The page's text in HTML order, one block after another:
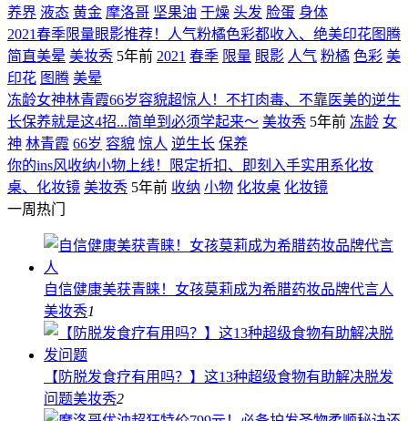
养界 液态 黄金 摩洛哥 坚果油 干燥 头发 脸蛋 身体
2021春季限量眼影推荐！人气粉橘色彩都收入、绝美印花图腾
简直美晕 美妆秀 5年前 2021 春季 限量 眼影 人气 粉橘 色彩 美
印花 图腾 美晕
冻龄女神林青霞66岁容貌超惊人！不打肉毒、不靠医美的逆生
长保养就是这4招...简单到必须学起来～ 美妆秀 5年前 冻龄 女
神 林青霞 66岁 容貌 惊人 逆生长 保养
你的ins风收纳小物上线！限定折扣、即刻入手实用系化妆
桌、化妆镜 美妆秀 5年前 收纳 小物 化妆桌 化妆镜
一周热门
自信健康美获青睐！女孩莫莉成为希腊药妆品牌代言人
美妆秀1
【防脱发食疗有用吗？】这13种超级食物有助解决脱发
问题美妆秀2